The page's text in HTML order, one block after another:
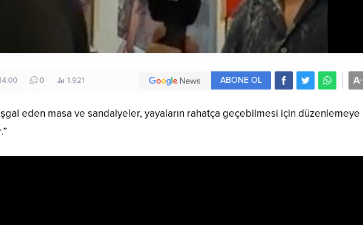
0 1.921 A-
ABONE OL
işgal eden masa ve sandalyeler, yayaların rahatça geçebilmesi için düzenlemeye